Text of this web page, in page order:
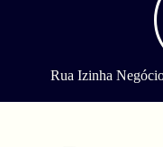
Rua Izinha